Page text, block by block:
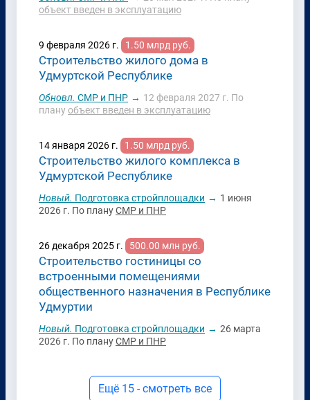
объект введен в эксплуатацию
9 февраля 2026 г. 1.50 млрд руб.
Строительство жилого дома в
Удмуртской Республике
Обновл. СМР и ПНР → 12 февраля 2027 г. По
плануобъект введен в эксплуатацию
14 января 2026 г. 1.50 млрд руб.
Строительство жилого комплекса в
Удмуртской Республике
Новый. Подготовка стройплощадки → 1 июня
2026 г. По плануСМР и ПНР
26 декабря 2025 г. 500.00 млн руб.
Строительство гостиницы со
встроенными помещениями
общественного назначения в Республике
Удмуртии
Новый. Подготовка стройплощадки → 26 марта
2026 г. По плануСМР и ПНР
Ещё 15 - смотреть все